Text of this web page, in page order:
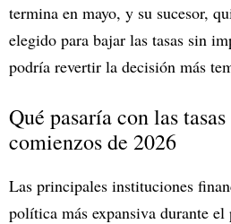
termina en mayo, y su sucesor,
elegido para bajar las tasas sin
podría revertir la decisión más
Qué pasaría con las
comienzos de 2026
Las principales instituciones
política más expansiva durante el